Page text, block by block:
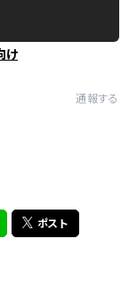
け
通報する
ポスト